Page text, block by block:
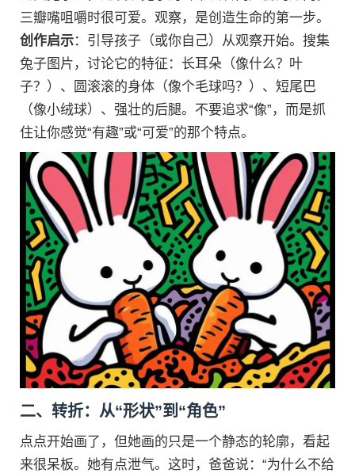
三瓣嘴咀嚼时很可爱。观察，是创造生命的第一步。
创作启示：引导孩子（或你自己）从观察开始。搜集
兔子图片，讨论它的特征：长耳朵（像什么？叶
子？）、圆滚滚的身体（像个毛球吗？）、短尾巴
（像小绒球）、强壮的后腿。不要追求“像”，而是抓
住让你感觉“有趣”或“可爱”的那个特点。
二、转折：从“形状”到“角色”
点点开始画了，但她画的只是一个静态的轮廓，看起
来很呆板。她有点泄气。这时，爸爸说：“为什么不给